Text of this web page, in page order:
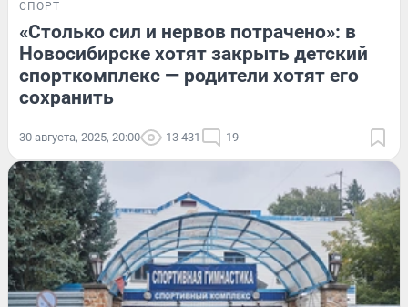
СПОРТ
«Столько сил и нервов потрачено»: в
Новосибирске хотят закрыть детский
спорткомплекс — родители хотят его
сохранить
30 августа, 2025, 20:00 13 431 19